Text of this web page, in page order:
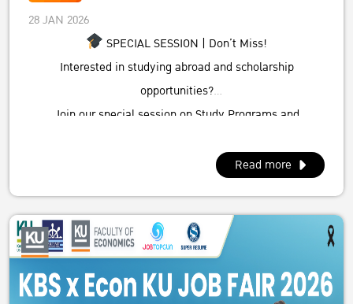
28 JAN 2026
SPECIAL SESSION | Don’t Miss!
Interested in studying abroad and scholarship
opportunities?
Join our special session on Study Programs and
National Tsing Hua University, Taiwan
What you’ll learn
• Introduction to TSE
• Academic programs offered
• Scholarship opportunities
Read more